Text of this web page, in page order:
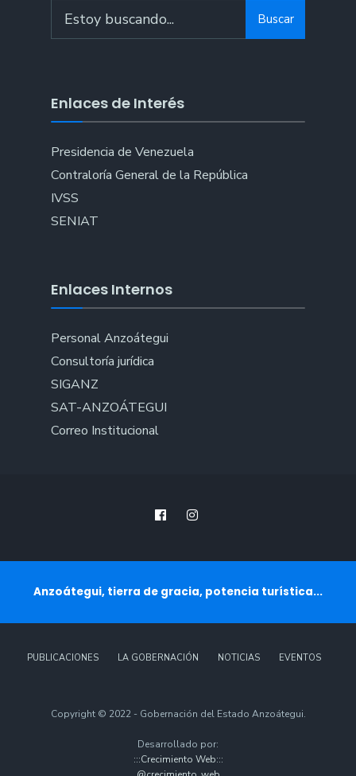
for:
Buscar
Enlaces de Interés
Presidencia de Venezuela
Contraloría General de la República
IVSS
SENIAT
Enlaces Internos
Personal Anzoátegui
Consultoría jurídica
SIGANZ
SAT-ANZOÁTEGUI
Correo Institucional
Anzoátegui, tierra de gracia, potencia turística...
PUBLICACIONES LA GOBERNACIÓN NOTICIAS EVENTOS
Copyright © 2022 - Gobernación del Estado Anzoátegui.
Desarrollado por:
:::Crecimiento Web:::